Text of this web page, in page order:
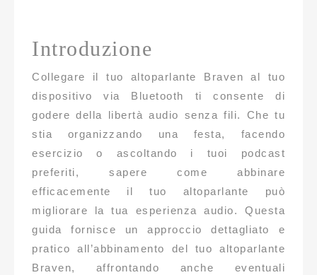
Introduzione
Collegare il tuo altoparlante Braven al tuo
dispositivo via Bluetooth ti consente di
godere della libertà audio senza fili. Che tu
stia organizzando una festa, facendo
esercizio o ascoltando i tuoi podcast
preferiti, sapere come abbinare
efficacemente il tuo altoparlante può
migliorare la tua esperienza audio. Questa
guida fornisce un approccio dettagliato e
pratico all’abbinamento del tuo altoparlante
Braven, affrontando anche eventuali